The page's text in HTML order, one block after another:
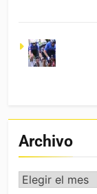
Archivo
Archivo